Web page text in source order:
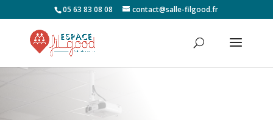
05 63 83 08 08 contact@salle-filgood.fr